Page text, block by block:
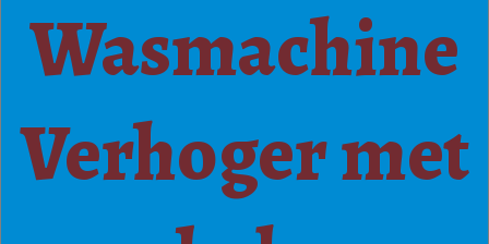
Wasmachine
Verhoger met